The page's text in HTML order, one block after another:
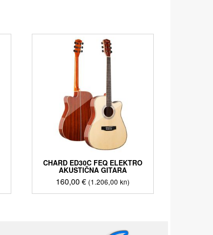
CHARD ED30C FEQ ELEKTRO
AKUSTIČNA GITARA
160,00 € (1.206,00 kn)